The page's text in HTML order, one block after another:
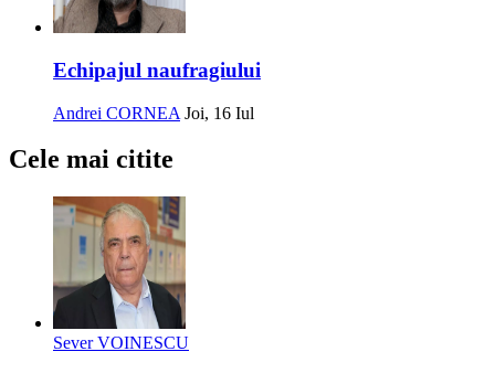
Echipajul naufragiului
Andrei CORNEA Joi, 16 Iul
Cele mai citite
Sever VOINESCU